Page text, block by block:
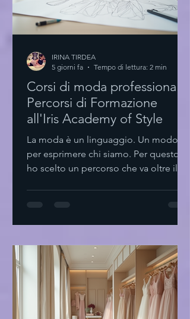
Corsi di moda professionale:
Percorsi di Formazione
all'Iris Academy of Style
La moda è un linguaggio. Un modo
per esprimere chi siamo. Per questo
ho scelto un percorso che va oltre il
professionale sono il primo passo.
Styling personale Design tessile
Comunicazione visiva Trend
forecasting Ogni modulo è pensato
per sviluppare competenze concrete.
Per chi vuole fare della moda una
IRINA TIRDEA
5 giorni fa
Tempo di lettura: 2 min